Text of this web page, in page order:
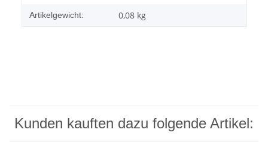
Artikelgewicht: 0,08 kg
Kunden kauften dazu folgende Artikel: